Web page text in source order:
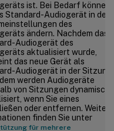
ist. Bei Bedarf können
Standard-Audiogerät in den
des
ändern. Nachdem das
Audiogerät des
aktualisiert wurde,
das neue Gerät als
Audiogerät in der Sitzung.
werden Audiogeräte
von Sitzungen dynamisch
wenn Sie eines
oder entfernen. Weitere
finden Sie unter
für mehrere